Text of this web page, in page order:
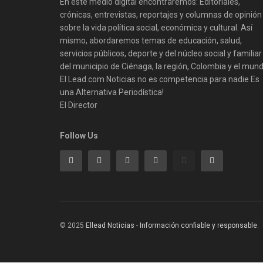
crónicas, entrevistas, reportajes y columnas de opinión
sobre la vida política social, económica y cultural. Así
mismo, abordaremos temas de educación, salud,
servicios públicos, deporte y del núcleo social y familiar
del municipio de Ciénaga, la región, Colombia y el
El Lead.com Noticias no es competencia para nadie Es
una Alternativa Periodística!
El Director
Follow Us
© 2025 Ellead Noticias - Información confiable y responsable.